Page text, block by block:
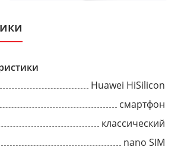
Huawei HiSilicon
смартфон
классический
nano SIM